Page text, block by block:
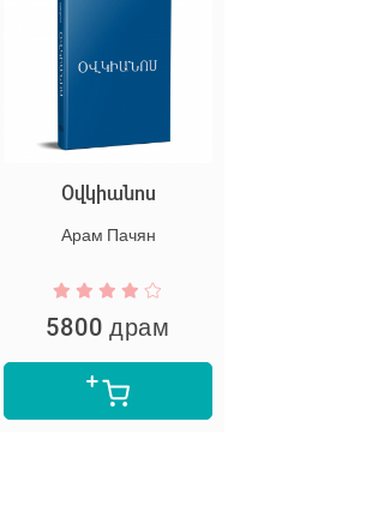
Օվկիանոս
Арам Пачян
5800 драм